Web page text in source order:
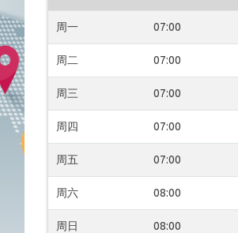
周一 07:00
周二 07:00
周三 07:00
周四 07:00
周五 07:00
周六 08:00
周日 08:00